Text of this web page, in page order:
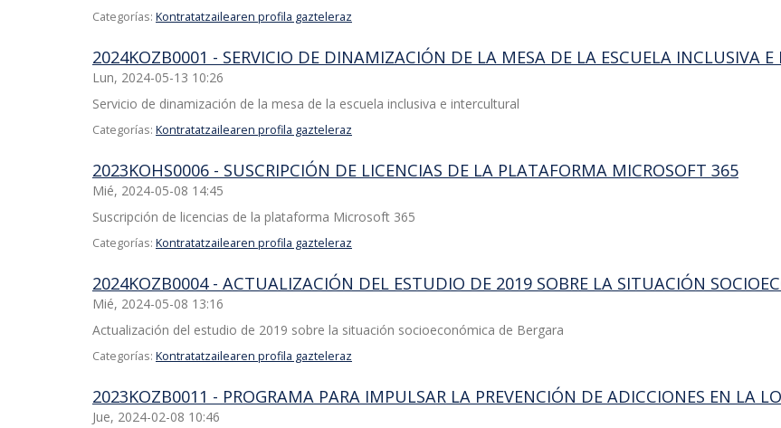
Categorías: Kontratatzailearen profila gazteleraz
2024KOZB0001 - SERVICIO DE DINAMIZACIÓN DE LA MESA DE LA ESCUELA INCLUSIVA
Lun, 2024-05-13 10:26
Servicio de dinamización de la mesa de la escuela inclusiva e intercultural
Categorías: Kontratatzailearen profila gazteleraz
2023KOHS0006 - SUSCRIPCIÓN DE LICENCIAS DE LA PLATAFORMA MICROSOFT 365
Mié, 2024-05-08 14:45
Suscripción de licencias de la plataforma Microsoft 365
Categorías: Kontratatzailearen profila gazteleraz
2024KOZB0004 - ACTUALIZACIÓN DEL ESTUDIO DE 2019 SOBRE LA SITUACIÓN
Mié, 2024-05-08 13:16
Actualización del estudio de 2019 sobre la situación socioeconómica de Bergara
Categorías: Kontratatzailearen profila gazteleraz
2023KOZB0011 - PROGRAMA PARA IMPULSAR LA PREVENCIÓN DE ADICCIONES EN LA
Jue, 2024-02-08 10:46